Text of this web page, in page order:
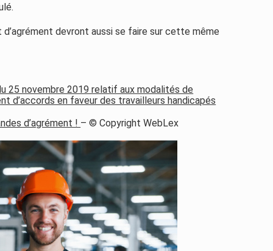
devront aussi se faire sur cette même
25 novembre 2019 relatif aux modalités de
d’accords en faveur des travailleurs handicapés
d’agrément ! – © Copyright WebLex